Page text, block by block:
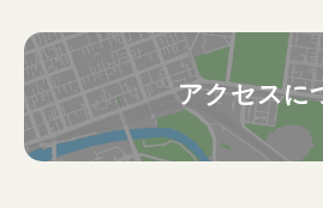
アクセスに